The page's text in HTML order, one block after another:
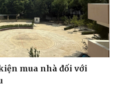
mua nhà đối với